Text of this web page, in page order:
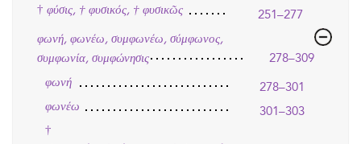
† φύσις, † φυσικός, † φυσικῶς
251–277
φωνή, φωνέω, συμφωνέω, σύμφωνος,
συμφωνία, συμφώνησις
278–309
φωνή
278–301
φωνέω
301–303
†